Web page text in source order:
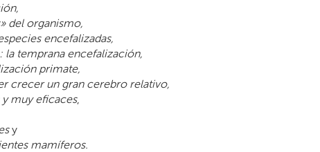
del organismo,
encefalizadas,
la temprana encefalización,
primate,
crecer un gran cerebro relativo,
muy eficaces,
y
mamíferos.